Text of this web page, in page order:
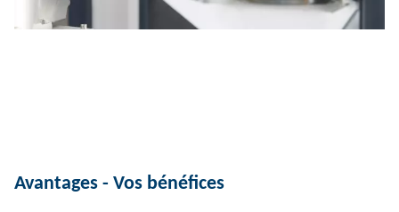
Avantages - Vos bénéfices